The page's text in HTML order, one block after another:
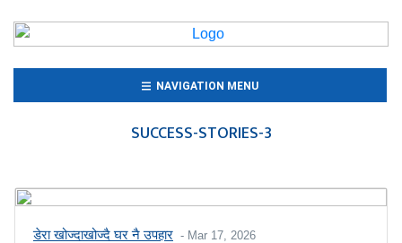
NAVIGATION MENU(CURRENT)
SUCCESS-STORIES-3
डेरा खोज्दाखोज्दै घर नै उपहार - Mar 17, 2026